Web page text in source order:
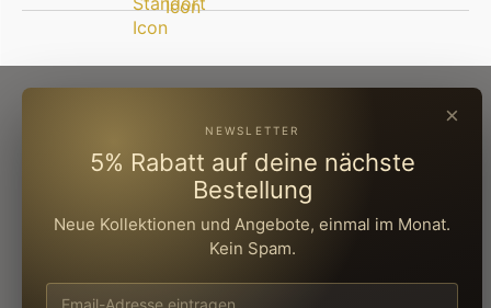
×
NEWSLETTER
5% Rabatt auf deine nächste
Bestellung
Neue Kollektionen und Angebote, einmal im Monat.
Kein Spam.